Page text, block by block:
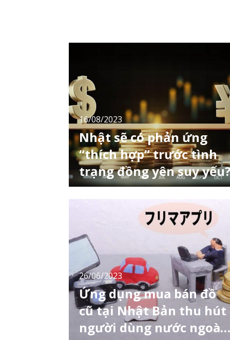
16/08/2023
Nhật sẽ có phản ứng
“thích hợp” trước tình
trạng đồng yên suy
Bộ trưởng Tài chính Nhật Bản ông Shunichi
hợp" để đối phó với những động thái ngoại
hối quá mức và đang theo dõi chặt chẽ sự
phát triển của thị trường, sau khi đồng yên
suy yếu so với đồng đô la Mỹ xuống mức gần
mức mà chính phủ đã can thiệp trước đó.
26/06/2023
Ứng dụng mua bán đồ
cũ tại Nhật Bản thu hút
người dùng nước ngoài